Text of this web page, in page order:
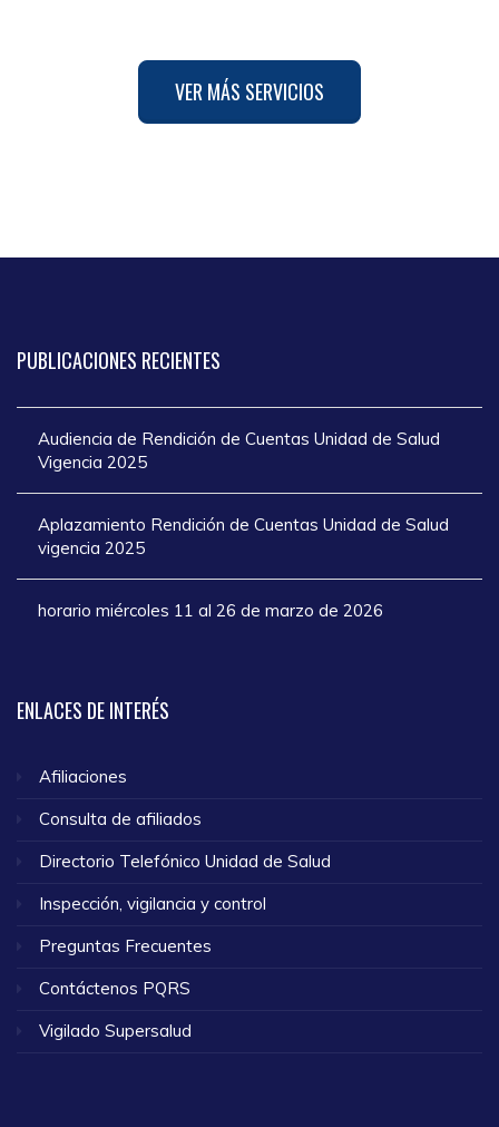
VER MÁS SERVICIOS
PUBLICACIONES RECIENTES
Audiencia de Rendición de Cuentas Unidad de Salud
Vigencia 2025
Aplazamiento Rendición de Cuentas Unidad de Salud
vigencia 2025
horario miércoles 11 al 26 de marzo de 2026
ENLACES DE INTERÉS
Afiliaciones
Consulta de afiliados
Directorio Telefónico Unidad de Salud
Inspección, vigilancia y control
Preguntas Frecuentes
Contáctenos PQRS
Vigilado Supersalud